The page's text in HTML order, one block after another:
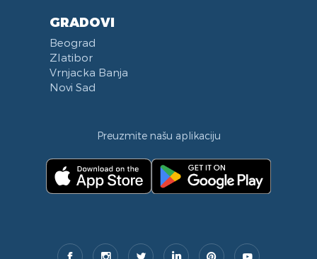
GRADOVI
Beograd
Zlatibor
Vrnjacka Banja
Novi Sad
Preuzmite našu aplikaciju